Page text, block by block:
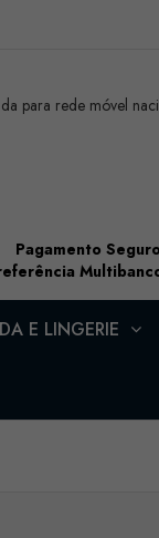
para rede móvel
Pagamento
E LINGERIE